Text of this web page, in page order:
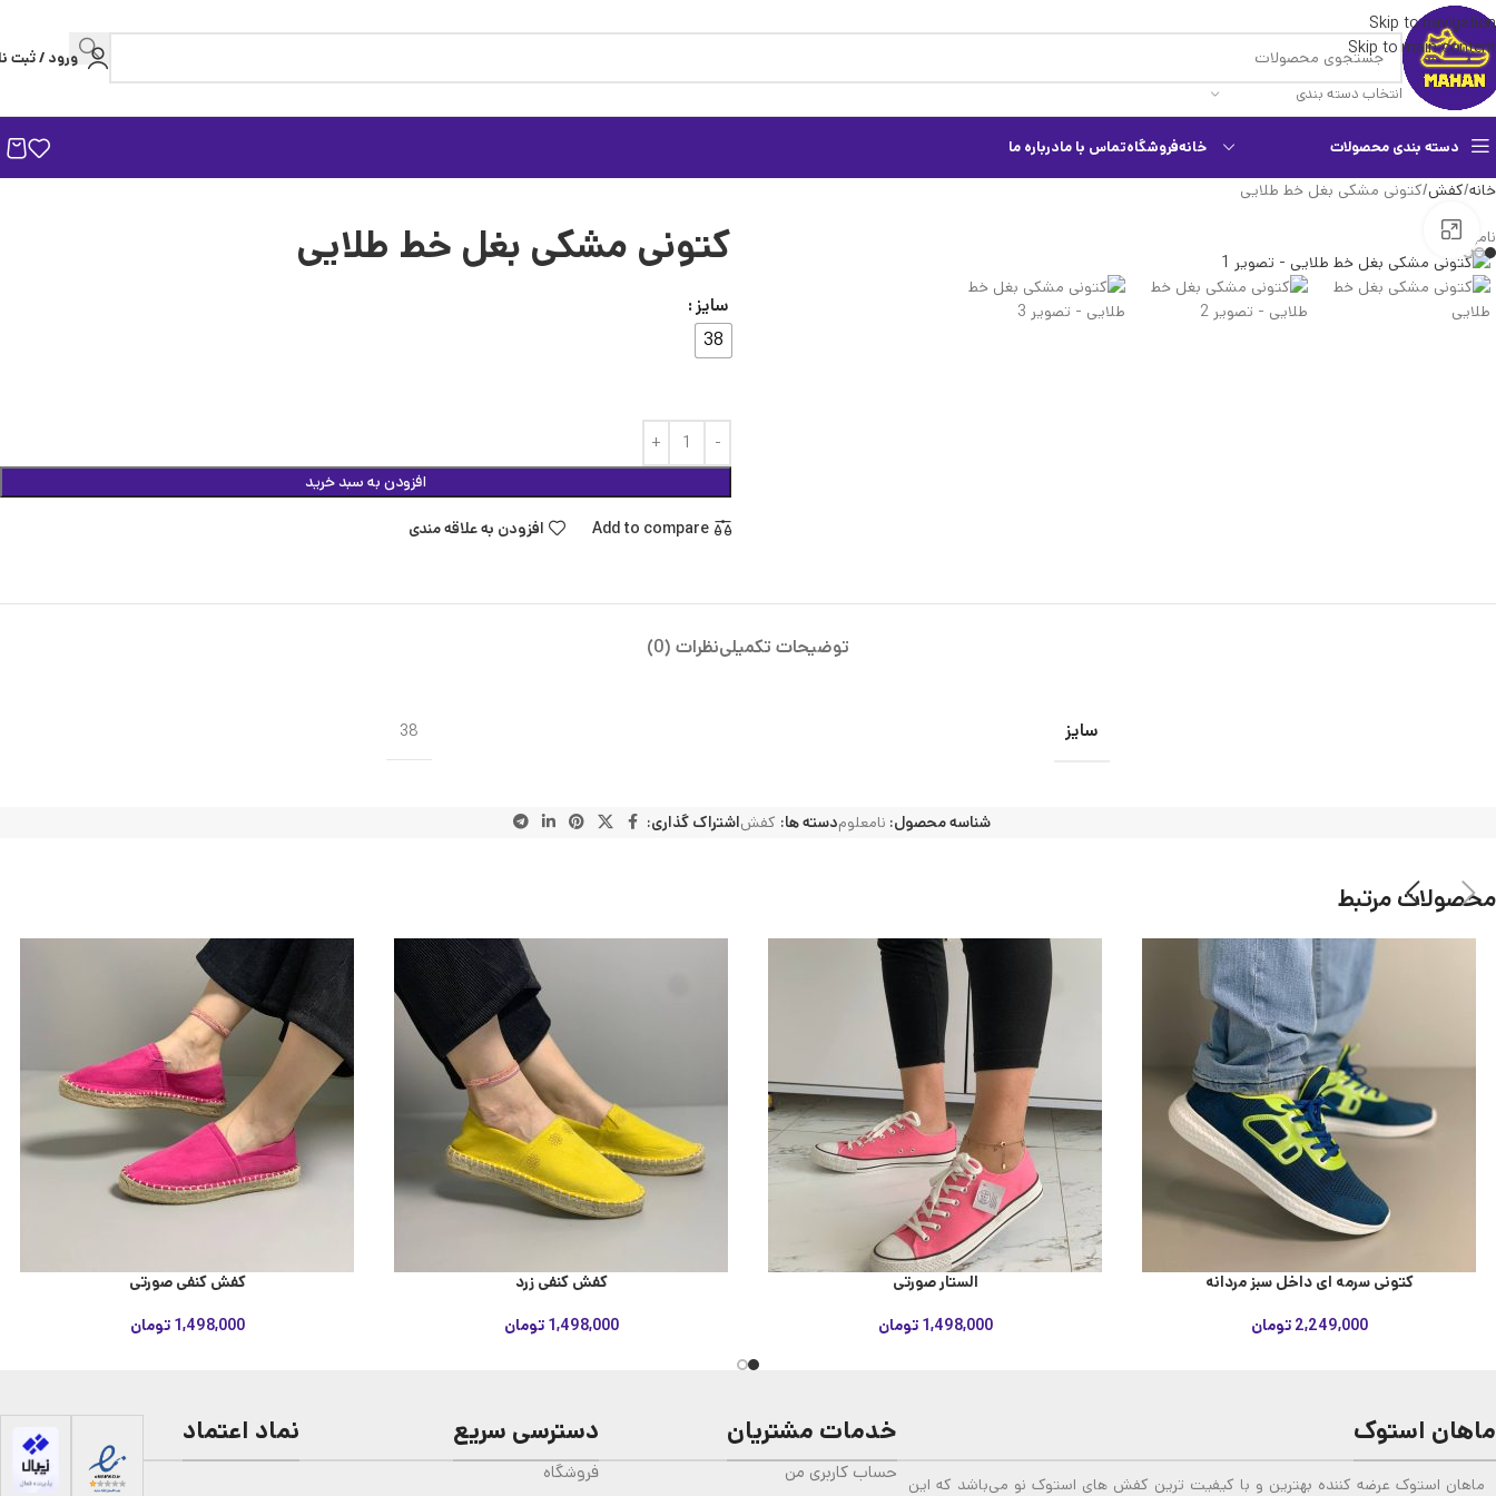
Skip to navigation
Skip to main content
انتخاب دسته بندی
ورود / ثبت
دسته بندی محصولات خانهفروشگاهتماس با مادرباره ما
خانه کفش کتونی مشکی بغل خط طلایی
ناموجود کتونی مشکی بغل خط طلایی
سایز
38
افزودن به سبد خرید
Add to compare افزودن به علاقه مندی
توضیحات تکمیلینظرات (0)
سایز 38
شناسه محصول: نامعلومدسته ها: کفشاشتراک گذاری:
محصولات مرتبط
کتونی سرمه ای داخل سبز مردانه
2,249,000 تومان
الستار صورتی
1,498,000 تومان
کفش کنفی زرد
1,498,000 تومان
کفش کنفی صورتی
1,498,000 تومان
ماهان استوک
ماهان استوک عرضه کننده بهترین و با کیفیت ترین کفش های استوک نو می‌باشد که این
خدمات مشتریان
حساب کاربری من
دسترسی سریع
فروشگاه
نماد اعتماد